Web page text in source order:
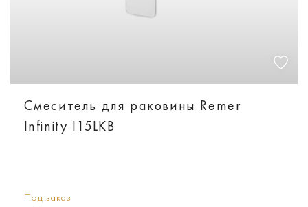
Смеситель для раковины Remer
Infinity I15LKB
Под заказ